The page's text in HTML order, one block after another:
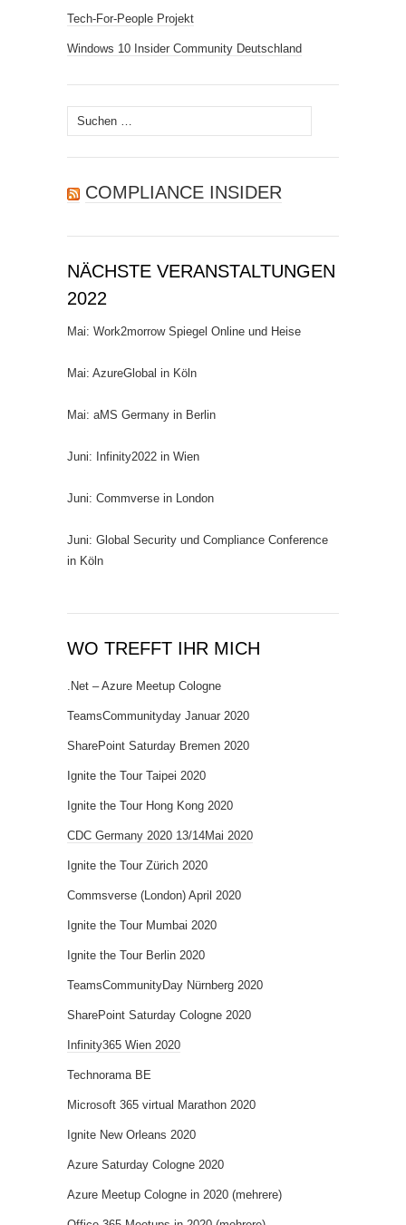
Tech-For-People Projekt
Windows 10 Insider Community Deutschland
Suchen
nach:
COMPLIANCE INSIDER
NÄCHSTE VERANSTALTUNGEN
2022
Mai: Work2morrow Spiegel Online und Heise
Mai: AzureGlobal in Köln
Mai: aMS Germany in Berlin
Juni: Infinity2022 in Wien
Juni: Commverse in London
Juni: Global Security und Compliance Conference
in Köln
WO TREFFT IHR MICH
.Net – Azure Meetup Cologne
TeamsCommunityday Januar 2020
SharePoint Saturday Bremen 2020
Ignite the Tour Taipei 2020
Ignite the Tour Hong Kong 2020
CDC Germany 2020 13/14Mai 2020
Ignite the Tour Zürich 2020
Commsverse (London) April 2020
Ignite the Tour Mumbai 2020
Ignite the Tour Berlin 2020
TeamsCommunityDay Nürnberg 2020
SharePoint Saturday Cologne 2020
Infinity365 Wien 2020
Technorama BE
Microsoft 365 virtual Marathon 2020
Ignite New Orleans 2020
Azure Saturday Cologne 2020
Azure Meetup Cologne in 2020 (mehrere)